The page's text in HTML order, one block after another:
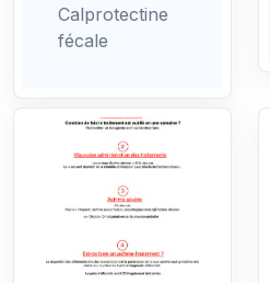
Calprotectine
fécale